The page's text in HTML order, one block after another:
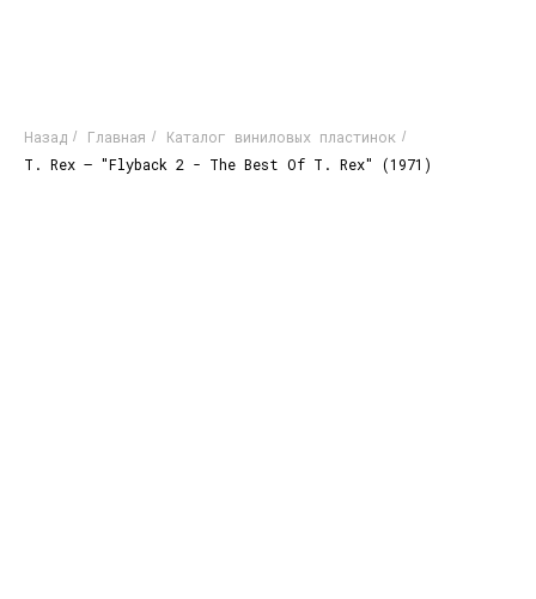
Назад / Главная / Каталог виниловых пластинок /
T. Rex – "Flyback 2 - The Best Of T. Rex" (1971)